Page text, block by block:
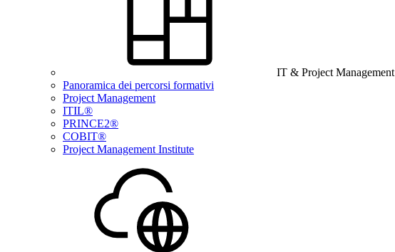
IT & Project Management
Panoramica dei percorsi formativi
Project Management
ITIL®
PRINCE2®
COBIT®
Project Management Institute